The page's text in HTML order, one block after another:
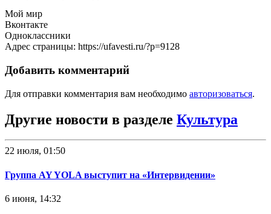
Мой мир
Вконтакте
Одноклассники
Адрес страницы: https://ufavesti.ru/?p=9128
Добавить комментарий
Для отправки комментария вам необходимо авторизоваться.
Другие новости в разделе Культура
22 июля, 01:50
Группа AY YOLA выступит на «Интервидении»
6 июня, 14:32